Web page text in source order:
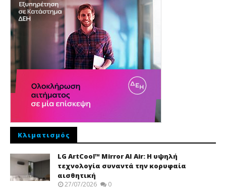
Κλιματισμός
LG ArtCool™ Mirror AI Air: Η υψηλή
τεχνολογία συναντά την κορυφαία
αισθητική
27/07/2026 0